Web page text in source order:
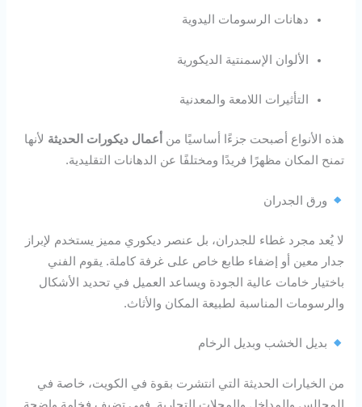
دهانات الرسومات اليدوية
الألوان الإسمنتية الديكورية
التأثيرات اللامعة والمعدنية
هذه الأنواع أصبحت جزءًا أساسيًا من أعمال ديكورات الحديثة لأنها
تمنح المكان مظهرًا فريدًا ومختلفًا عن الدهانات التقليدية.
ورق الجدران
لا يُعد مجرد غطاء للجدران، بل عنصر ديكوري مميز يستخدم لإبراز
جدار معين أو إضفاء طابع خاص على غرفة كاملة. يقوم الفني
باختيار خامات عالية الجودة ويساعد العميل في تحديد الأشكال
والرسومات المناسبة لطبيعة المكان والأثاث.
بديل الخشب وبديل الرخام
من الخيارات الحديثة التي انتشرت بقوة في الكويت، خاصة في
المجالس والمداخل والمحلات التجارية. فهي تضيف فخامة واضحة